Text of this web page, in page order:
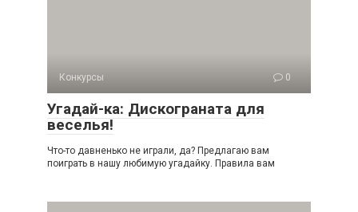
Конкурсы 0
Угадай-ка: Дискограната для
веселья!
Что-то давненько не играли, да? Предлагаю вам
поиграть в нашу любимую угадайку. Правила вам